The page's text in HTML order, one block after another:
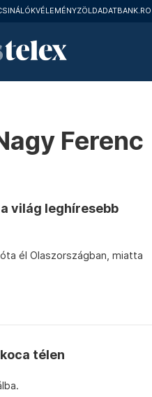
VÉLEMÉNYZÖLDADATBANK.RO
Ferenc
világ leghíresebb
él Olaszországban, miatta
télen